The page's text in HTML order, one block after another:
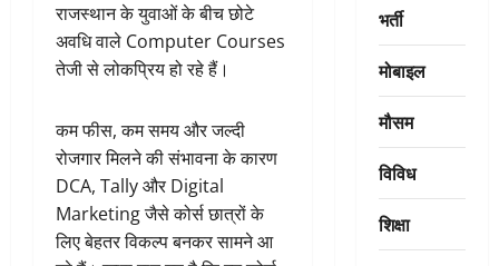
राजस्थान के युवाओं के बीच छोटे
अवधि वाले Computer Courses
तेजी से लोकप्रिय हो रहे हैं।
कम फीस, कम समय और जल्दी
रोजगार मिलने की संभावना के कारण
DCA, Tally और Digital
Marketing जैसे कोर्स छात्रों के
लिए बेहतर विकल्प बनकर सामने आ
भर्ती
मोबाइल
मौसम
विविध
शिक्षा